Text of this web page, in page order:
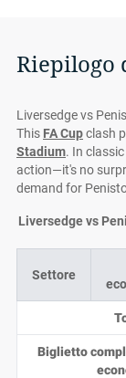
Riepilogo
Liversedge vs
This FA Cupclash
Stadium. In
action—it's no
demand for
Settore
Biglietto
Liversedge vs